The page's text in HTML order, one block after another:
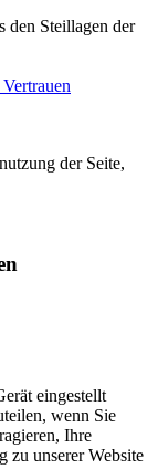
Steillagen der
der Seite,
eingestellt
wenn Sie
Ihre
zu unserer Website